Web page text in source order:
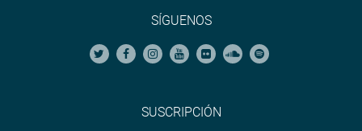
SÍGUENOS
SUSCRIPCIÓN